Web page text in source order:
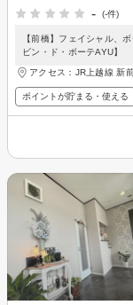
-
(-件)
【前橋】フェイシャル、
ビン・ド・ボーテAYU】
アクセス：JR上越線 新
ポイントが貯まる・使える